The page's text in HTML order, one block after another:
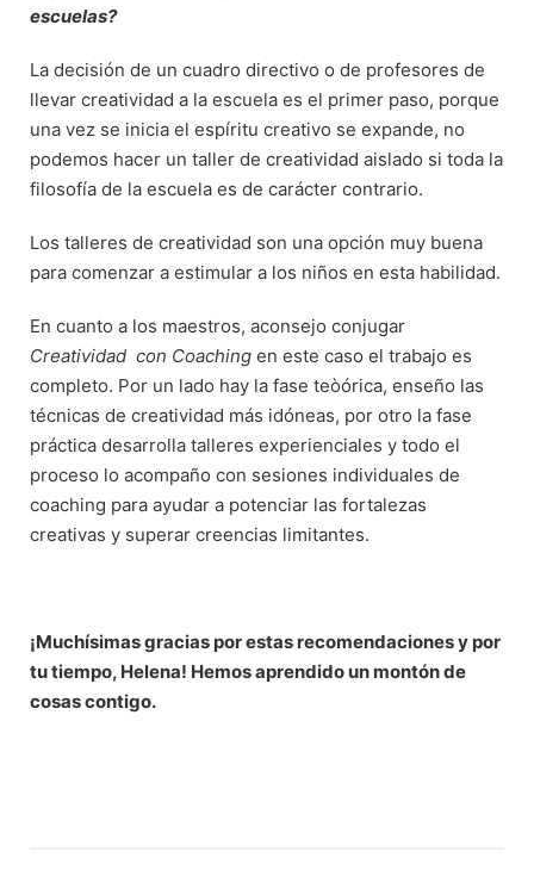
escuelas?
La decisión de un cuadro directivo o de profesores de
llevar creatividad a la escuela es el primer paso, porque
una vez se inicia el espíritu creativo se expande, no
podemos hacer un taller de creatividad aislado si toda la
filosofía de la escuela es de carácter contrario.
Los talleres de creatividad son una opción muy buena
para comenzar a estimular a los niños en esta habilidad.
En cuanto a los maestros, aconsejo conjugar
Creatividad con Coaching en este caso el trabajo es
completo. Por un lado hay la fase teòórica, enseño las
técnicas de creatividad más idóneas, por otro la fase
práctica desarrolla talleres experienciales y todo el
proceso lo acompaño con sesiones individuales de
coaching para ayudar a potenciar las fortalezas
creativas y superar creencias limitantes.
¡Muchísimas gracias por estas recomendaciones y por
tu tiempo, Helena! Hemos aprendido un montón de
cosas contigo.